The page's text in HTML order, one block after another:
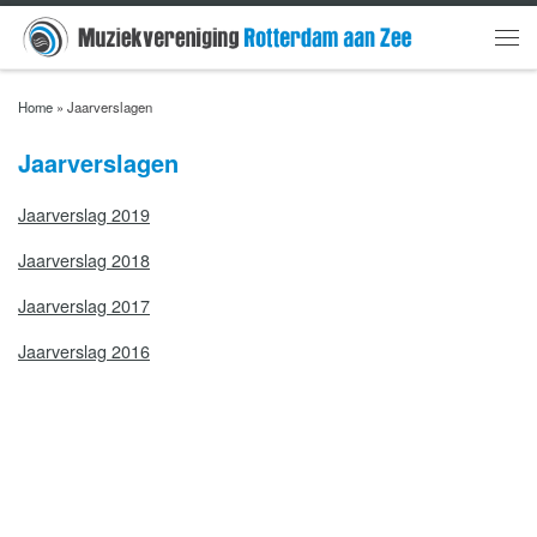
Skip to content
Home » Jaarverslagen
Jaarverslagen
Jaarverslag 2019
Jaarverslag 2018
Jaarverslag 2017
Jaarverslag 2016